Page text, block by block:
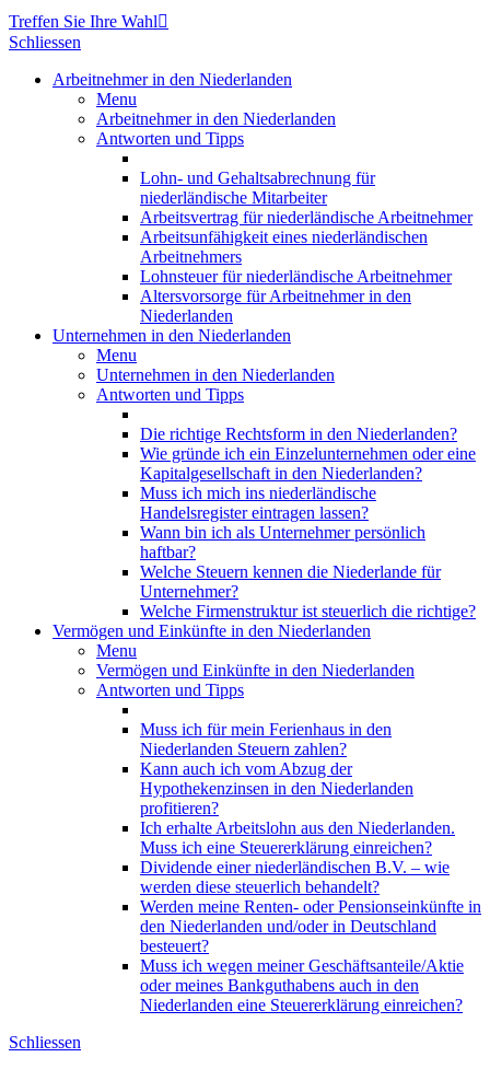
Treffen Sie Ihre Wahl
Schliessen
Arbeitnehmer in den Niederlanden
Menu
Arbeitnehmer in den Niederlanden
Antworten und Tipps
Lohn- und Gehaltsabrechnung für
niederländische Mitarbeiter
Arbeitsvertrag für niederländische Arbeitnehmer
Arbeitsunfähigkeit eines niederländischen
Arbeitnehmers
Lohnsteuer für niederländische Arbeitnehmer
Altersvorsorge für Arbeitnehmer in den
Niederlanden
Unternehmen in den Niederlanden
Menu
Unternehmen in den Niederlanden
Antworten und Tipps
Die richtige Rechtsform in den Niederlanden?
Wie gründe ich ein Einzelunternehmen oder eine
Kapitalgesellschaft in den Niederlanden?
Muss ich mich ins niederländische
Handelsregister eintragen lassen?
Wann bin ich als Unternehmer persönlich
haftbar?
Welche Steuern kennen die Niederlande für
Unternehmer?
Welche Firmenstruktur ist steuerlich die richtige?
Vermögen und Einkünfte in den Niederlanden
Menu
Vermögen und Einkünfte in den Niederlanden
Antworten und Tipps
Muss ich für mein Ferienhaus in den
Niederlanden Steuern zahlen?
Kann auch ich vom Abzug der
Hypothekenzinsen in den Niederlanden
profitieren?
Ich erhalte Arbeitslohn aus den Niederlanden.
Muss ich eine Steuererklärung einreichen?
Dividende einer niederländischen B.V. – wie
werden diese steuerlich behandelt?
Werden meine Renten- oder Pensionseinkünfte in
den Niederlanden und/oder in Deutschland
besteuert?
Muss ich wegen meiner Geschäftsanteile/Aktie
oder meines Bankguthabens auch in den
Niederlanden eine Steuererklärung einreichen?
Schliessen